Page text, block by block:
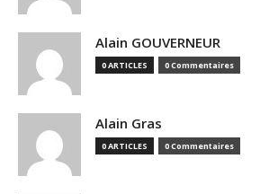
Alain GOUVERNEUR
0 ARTICLES 0 Commentaires
Alain Gras
0 ARTICLES 0 Commentaires